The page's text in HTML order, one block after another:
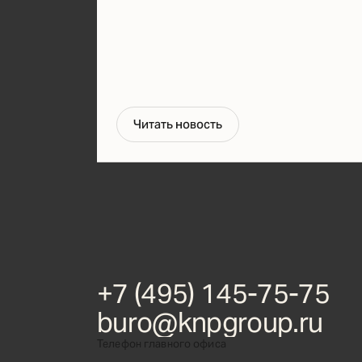
Читать новость
+7 (495) 145-75-75
buro@knpgroup.ru
Телефон главного офиса